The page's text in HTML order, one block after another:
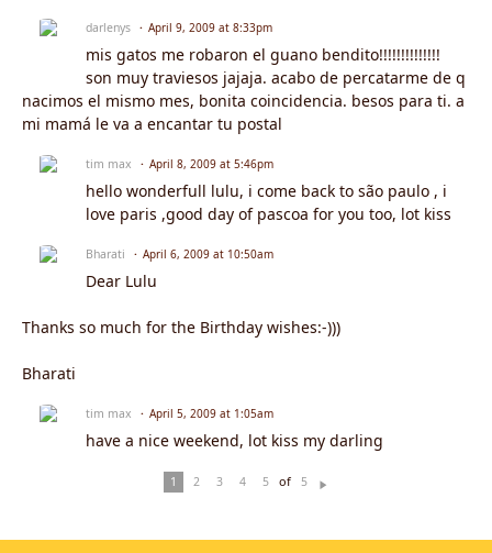
darlenys April 9, 2009 at 8:33pm
mis gatos me robaron el guano bendito!!!!!!!!!!!!!!
son muy traviesos jajaja. acabo de percatarme de q
nacimos el mismo mes, bonita coincidencia. besos para ti. a
mi mamá le va a encantar tu postal
tim max April 8, 2009 at 5:46pm
hello wonderfull lulu, i come back to são paulo , i
love paris ,good day of pascoa for you too, lot kiss
Bharati April 6, 2009 at 10:50am
Dear Lulu
Thanks so much for the Birthday wishes:-)))
Bharati
tim max April 5, 2009 at 1:05am
have a nice weekend, lot kiss my darling
1 2 3 4 5 of 5
t